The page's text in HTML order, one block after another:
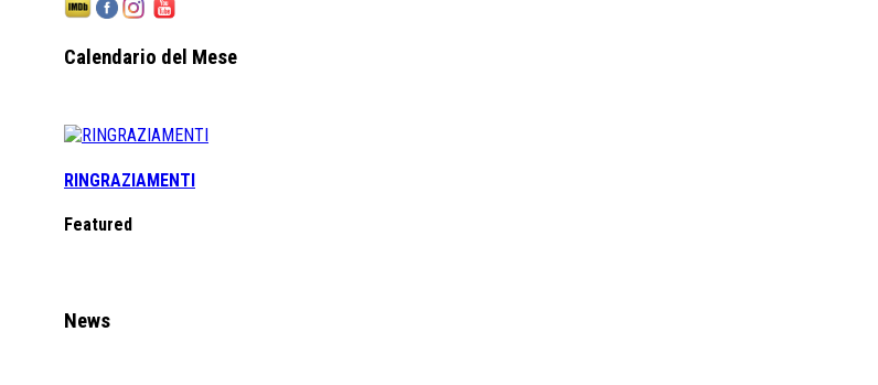
Calendario del Mese
RINGRAZIAMENTI
Featured
News